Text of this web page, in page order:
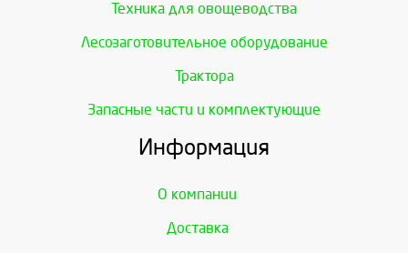
Техника для овощеводства
Лесозаготовительное оборудование
Трактора
Запасные части и комплектующие
Информация
О компании
Доставка